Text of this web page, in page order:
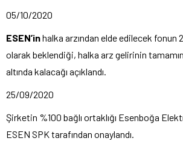
05/10/2020
ESEN’inhalka arzından elde edilecek fonun
olarak beklendiği, halka arz gelirinin
altında kalacağı açıklandı.
25/09/2020
Şirketin %100 bağlı ortaklığı Esenboğa
ESEN SPK tarafından onaylandı.